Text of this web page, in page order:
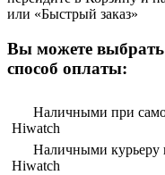
или «Быстрый заказ»
Вы можете выбрать
способ оплаты:
Наличными при
Hiwatch
Наличными курьеру
Hiwatch